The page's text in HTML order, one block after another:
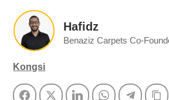
Hafidz
Benaziz Carpets Co-
Kongsi
FacebookTwitter LinkedInWhatsAppTelegram